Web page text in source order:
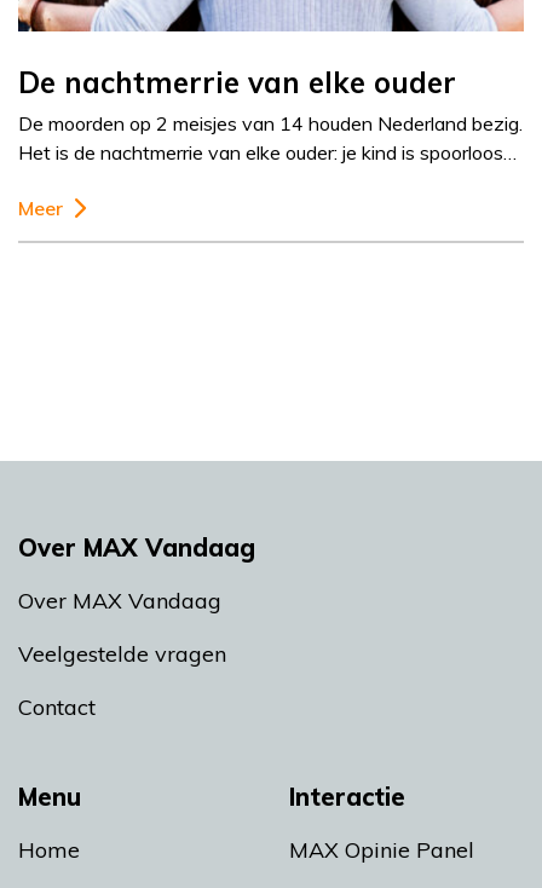
De nachtmerrie van elke ouder
De moorden op 2 meisjes van 14 houden Nederland bezig.
Het is de nachtmerrie van elke ouder: je kind is spoorloos…
Meer
Menu
Home
Interactie
MAX Opinie Panel
Over MAX Vandaag
Over MAX Vandaag
Veelgestelde vragen
Contact